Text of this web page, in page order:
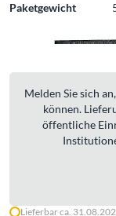
Paketgewicht
Melden Sie sich
können.
öffentliche
Lieferbar ca.